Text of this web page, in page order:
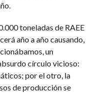
toneladas de RAEE
año a año causando,
un
círculo vicioso:
por el otro, la
de producción se